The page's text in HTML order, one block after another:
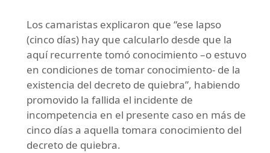
Los camaristas explicaron que “ese lapso
(cinco días) hay que calcularlo desde que la
aquí recurrente tomó conocimiento –o estuvo
en condiciones de tomar conocimiento- de la
existencia del decreto de quiebra”, habiendo
promovido la fallida el incidente de
incompetencia en el presente caso en más de
cinco días a aquella tomara conocimiento del
decreto de quiebra.